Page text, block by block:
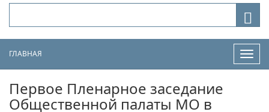
ГЛАВНАЯ
Первое Пленарное заседание
Общественной палаты МО в